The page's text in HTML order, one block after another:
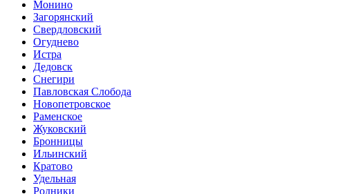
Монино
Загорянский
Свердловский
Огуднево
Истра
Дедовск
Снегири
Павловская Слобода
Новопетровское
Раменское
Жуковский
Бронницы
Ильинский
Кратово
Удельная
Родники